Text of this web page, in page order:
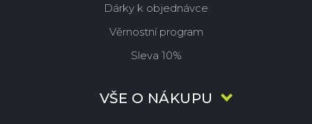
Dárky k objednávce
Věrnostní program
Sleva 10%
VŠE O NÁKUPU